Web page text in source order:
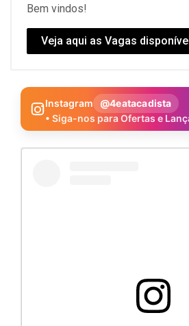
Bem vindos!
Veja aqui as Vagas
Instagram
@4eatacadista
• Siga-nos para Ofertas e